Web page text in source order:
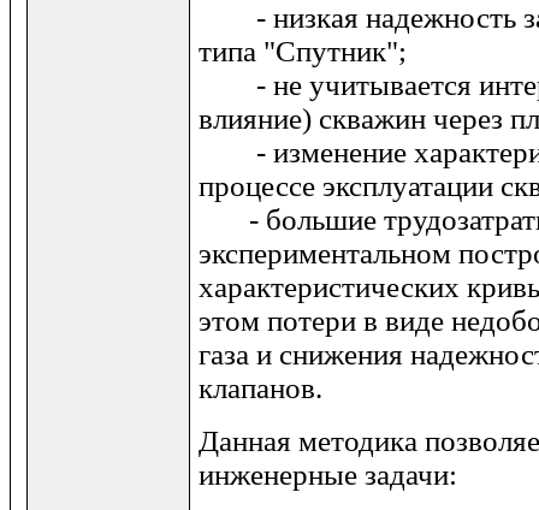
- низкая надежность
типа "Спутник";
- не учитывается
влияние) скважин через
- изменение
процессе эксплуатации
- большие
экспериментальном
характеристических
этом потери в виде
газа и снижения
клапанов.
Данная методика
инженерные задачи: